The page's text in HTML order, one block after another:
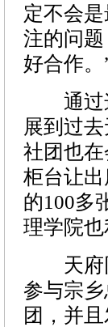
定不会
注的问
好合作。
通过这
展到过
社团也
柜台让
的100多
理学院
天府同
参与宗
团，并